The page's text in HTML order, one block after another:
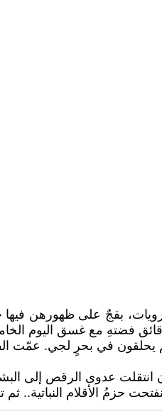
بقجٌ على ظهورهن فيها
فضتهِ مع غسق اليوم
يحلقون في بحرٍ لجي. عمّت
انتقلت عدوى الرقص إلى
حزمُ الأقلام النباتية..